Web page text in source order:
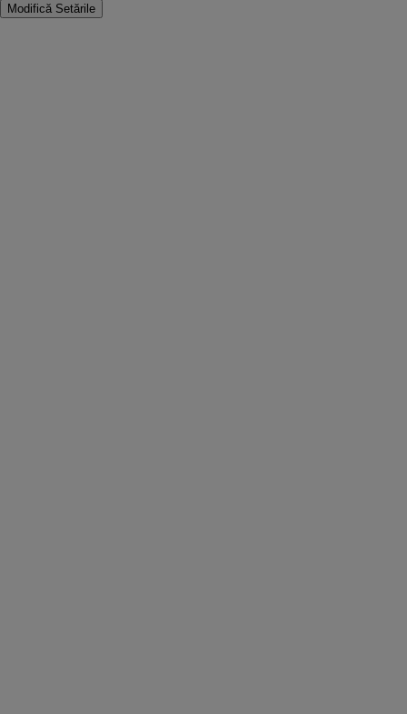
Modifică Setările